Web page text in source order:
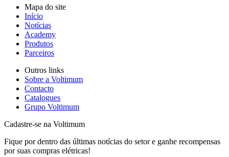
Mapa do site
Início
Notícias
Academy
Produtos
Parceiros
Outros links
Sobre a Voltimum
Contacto
Catalogues
Grupo Voltimum
Cadastre-se na Voltimum
Fique por dentro das últimas notícias do setor e ganhe recompensas
por suas compras elétricas!